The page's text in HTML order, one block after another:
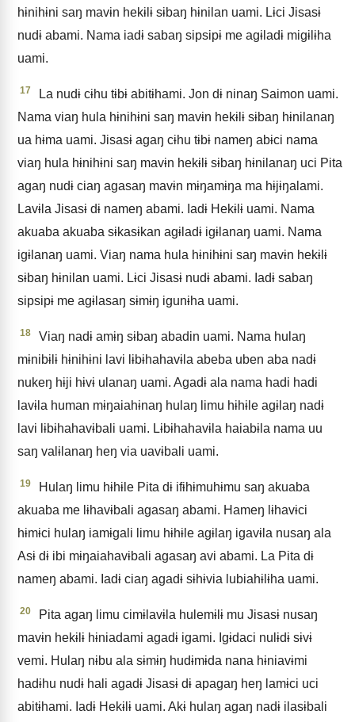
hɨnihɨni saŋ mavɨn hekɨlɨ sɨbaŋ hɨnilan uami. Lɨci Jisasɨ
nudɨ abami. Nama iadɨ sabaŋ sipsipɨ me agɨladɨ migɨlɨha
uami.
17
La nudɨ cɨhu tɨbɨ abitɨhami. Jon dɨ ninaŋ Saimon uami.
Nama viaŋ hula hɨnihɨni saŋ mavɨn hekɨlɨ sɨbaŋ hɨnilanaŋ
ua hɨma uami. Jisasɨ agaŋ cɨhu tɨbɨ nameŋ abɨci nama
viaŋ hula hɨnihɨni saŋ mavɨn hekɨlɨ sɨbaŋ hɨnilanaŋ uci Pita
agaŋ nudɨ ciaŋ agasaŋ mavɨn mɨŋamɨŋa ma hɨjɨŋalami.
Lavɨla Jisasɨ dɨ nameŋ abami. Iadɨ Hekɨlɨ uami. Nama
akuaba akuaba sɨkasɨkan agɨladɨ igɨlanaŋ uami. Nama
igɨlanaŋ uami. Viaŋ nama hula hɨnihɨni saŋ mavɨn hekɨlɨ
sɨbaŋ hɨnilan uami. Lɨci Jisasɨ nudɨ abami. Iadɨ sabaŋ
sipsipɨ me agɨlasaŋ sɨmɨŋ igunɨha uami.
18
Viaŋ nadɨ amɨŋ sɨbaŋ abadin uami. Nama hulaŋ
mɨnibɨlɨ hɨnihɨni lavi lɨbɨhahavɨla abeba uben aba nadɨ
nukeŋ hɨji hɨvɨ ulanaŋ uami. Agadɨ ala nama hadi hadi
lavɨla human mɨŋaiahɨnaŋ hulaŋ limu hɨhɨle agɨlaŋ nadɨ
lavi lɨbɨhahavɨbali uami. Lɨbɨhahavɨla haiabɨla nama uu
saŋ valɨlanaŋ heŋ via uavɨbali uami.
19
Hulaŋ limu hɨhɨle Pita dɨ ifɨhɨmuhɨmu saŋ akuaba
akuaba me lɨhavɨbali agasaŋ abami. Hameŋ lɨhavɨci
hɨmɨci hulaŋ iamɨgali limu hɨhɨle agɨlaŋ igavɨla nusaŋ ala
Asɨ dɨ ibi mɨŋaiahavɨbali agasaŋ avi abami. La Pita dɨ
nameŋ abami. Iadɨ ciaŋ agadɨ sɨhɨvia lubiahɨlɨha uami.
20
Pita agaŋ limu cimɨlavɨla hulemɨlɨ mu Jisasɨ nusaŋ
mavɨn hekɨlɨ hɨniadami agadɨ igami. Igɨdaci nulɨdɨ sɨvɨ
vemi. Hulaŋ nɨbu ala sɨmɨŋ hudɨmɨda nana hɨniavɨmi
hadɨhu nudɨ hali agadɨ Jisasɨ dɨ apagaŋ heŋ lamɨci uci
abitɨhami. Iadɨ Hekɨlɨ uami. Akɨ hulaŋ agaŋ nadɨ ilasɨbali